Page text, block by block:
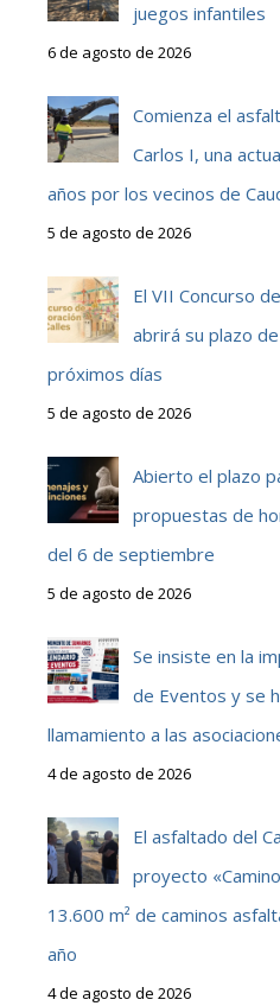
juegos infantiles
6 de agosto de 2026
Comienza el
Carlos I, una
años por los vecinos de
5 de agosto de 2026
El VII Concurso
abrirá su plazo
próximos días
5 de agosto de 2026
Abierto el plazo
propuestas de
del 6 de septiembre
5 de agosto de 2026
Se insiste en la
de Eventos y se
llamamiento a las
4 de agosto de 2026
El asfaltado del
proyecto
13.600 m² de caminos
año
4 de agosto de 2026